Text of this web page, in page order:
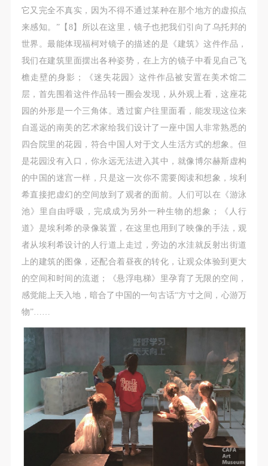
它又完全不真实，因为不得不通过某种在那个地方的虚拟点
来感知。”【8】所以在这里，镜子也把我们引向了乌托邦的
世界。最能体现福柯对镜子的描述的是《建筑》这件作品，
我们在建筑里面摆出各种姿势，在上方的镜子中看见自己飞
檐走壁的身影；《迷失花园》这件作品被安置在美术馆二
层，首先围着这件作品转一圈会发现，从外观上看，这座花
园的外形是一个三角体。透过窗户往里面看，能发现这位来
自遥远的南美的艺术家给我们设计了一座中国人非常熟悉的
四合院里的花园，符合中国人对于文人生活方式的想象。但
是花园没有入口，你永远无法进入其中，就像博尔赫斯虚构
的中国的迷宫一样，只是这一次你不需要阅读和想象，埃利
希直接把虚幻的空间放到了观者的面前。人们可以在《游泳
池》里自由呼吸，完成成为另外一种生物的想象；《人行
道》是埃利希的录像装置，在这里也用到了映像的手法，观
者从埃利希设计的人行道上走过，旁边的水洼就反射出街道
上的建筑的图像，还配合着昼夜的转化，让观众体验到更大
的空间和时间的流逝；《悬浮电梯》里孕育了无限的空间，
感觉能上天入地，暗合了中国的一句古话“方寸之间，心游万
物”……